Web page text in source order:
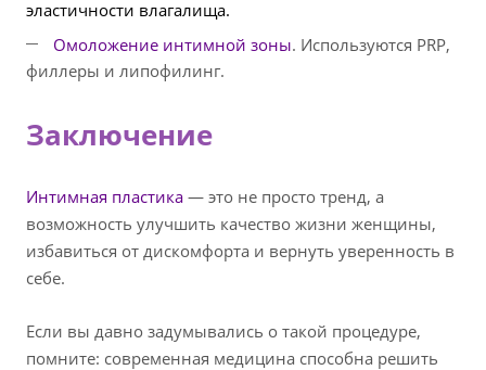
эластичности влагалища.
Омоложение интимной зоны. Используются PRP,
филлеры и липофилинг.
Заключение
Интимная пластика — это не просто тренд, а
возможность улучшить качество жизни женщины,
избавиться от дискомфорта и вернуть уверенность в
себе.
Если вы давно задумывались о такой процедуре,
помните: современная медицина способна решить